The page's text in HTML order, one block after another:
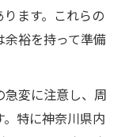
ます。これらの
裕を持って準備
急変に注意し、周
特に神奈川県内